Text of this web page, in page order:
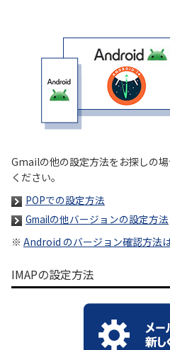
各種ダウンロード
お問い合わせ
お知らせ
NTTドコモビジネスのお客さ
まはこちら
OCN サービス一覧
Gmailの他の設定方法をお探しの
ください。
POPでの設定方法
Gmailの他バージョンの設定方法
※ Android のバージョン確認方法
IMAPの設定方法